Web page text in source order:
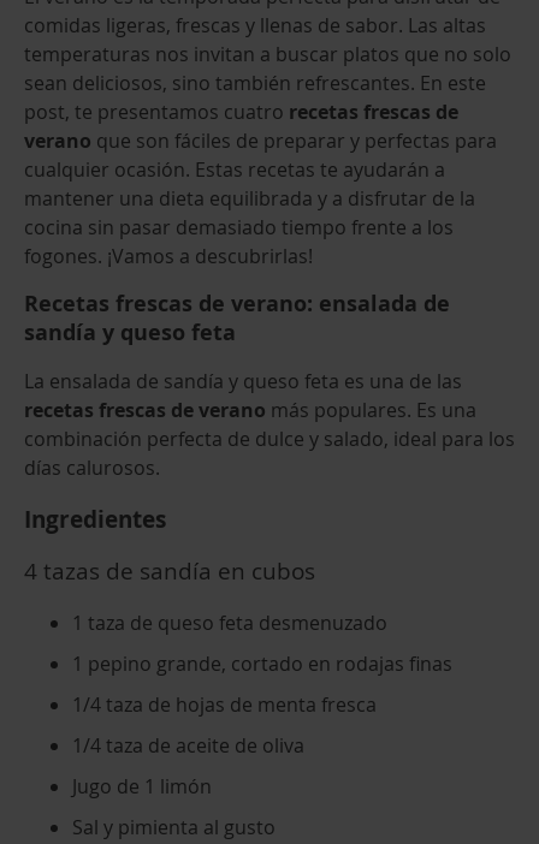
comidas ligeras, frescas y llenas de sabor. Las altas
temperaturas nos invitan a buscar platos que no solo
sean deliciosos, sino también refrescantes. En este
post, te presentamos cuatro recetas frescas de
verano que son fáciles de preparar y perfectas para
cualquier ocasión. Estas recetas te ayudarán a
mantener una dieta equilibrada y a disfrutar de la
cocina sin pasar demasiado tiempo frente a los
fogones. ¡Vamos a descubrirlas!
Recetas frescas de verano: ensalada de
sandía y queso feta
La ensalada de sandía y queso feta es una de las
recetas frescas de verano más populares. Es una
combinación perfecta de dulce y salado, ideal para los
días calurosos.
Ingredientes
4 tazas de sandía en cubos
1 taza de queso feta desmenuzado
1 pepino grande, cortado en rodajas finas
1/4 taza de hojas de menta fresca
1/4 taza de aceite de oliva
Jugo de 1 limón
Sal y pimienta al gusto